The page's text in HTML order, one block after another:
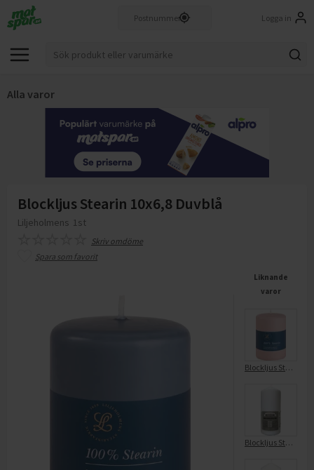
Logga in
Alla varor
Blockljus Stearin 10x6,8 Duvblå
Liljeholmens 1st
Skriv omdöme
Spara som favorit
Liknande
varor
Blockljus Stearin 10x6,8 Dimrosa
Blockljus Stearin Vit 68x150 Mm